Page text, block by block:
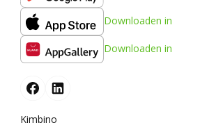
Downloaden in
Downloaden in
Kimbino